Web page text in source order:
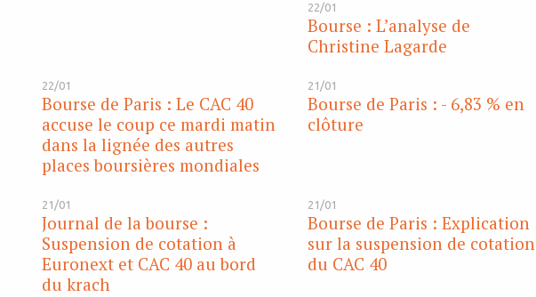
22/01
Bourse : L’analyse de
Christine Lagarde
22/01
Bourse de Paris : Le CAC 40
accuse le coup ce mardi matin
dans la lignée des autres
places boursières mondiales
21/01
Bourse de Paris : - 6,83 % en
clôture
21/01
Journal de la bourse :
Suspension de cotation à
Euronext et CAC 40 au bord
du krach
21/01
Bourse de Paris : Explication
sur la suspension de cotation
du CAC 40